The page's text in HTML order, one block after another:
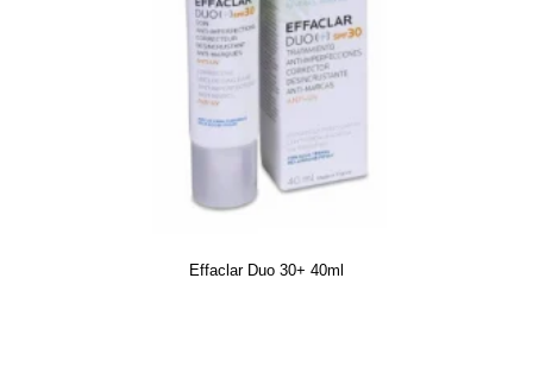
Effaclar Duo 30+ 40ml